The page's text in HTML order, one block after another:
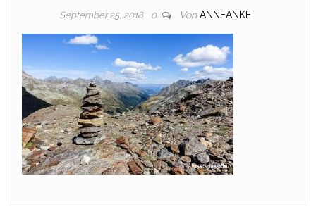
September 25, 2018 0 Von ANNEANKE